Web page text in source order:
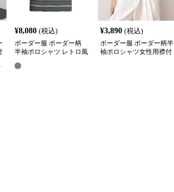
¥8,080 (税込)
ボーダー服 ボーダー柄
半袖ポロシャツ レトロ風
¥3,890 (税込)
ボーダー服 ボーダー柄半
袖ポロシャツ女性用襟付